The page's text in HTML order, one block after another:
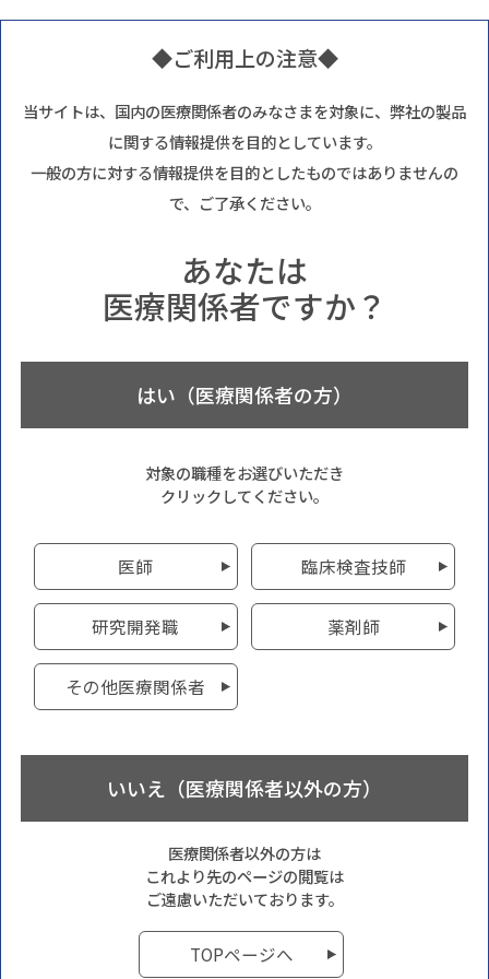
◆ご利用上の注意◆
当サイトは、国内の医療関係者のみなさまを対象に、弊社の製品
に関する情報提供を目的としています。
一般の方に対する情報提供を目的としたものではありませんの
で、ご了承ください。
あなたは
医療関係者ですか？
はい（医療関係者の方）
対象の職種をお選びいただき
クリックしてください。
医師 臨床検査技師
研究開発職 薬剤師
その他医療関係者
いいえ（医療関係者以外の方）
医療関係者以外の方は
これより先のページの閲覧は
ご遠慮いただいております。
TOPページへ